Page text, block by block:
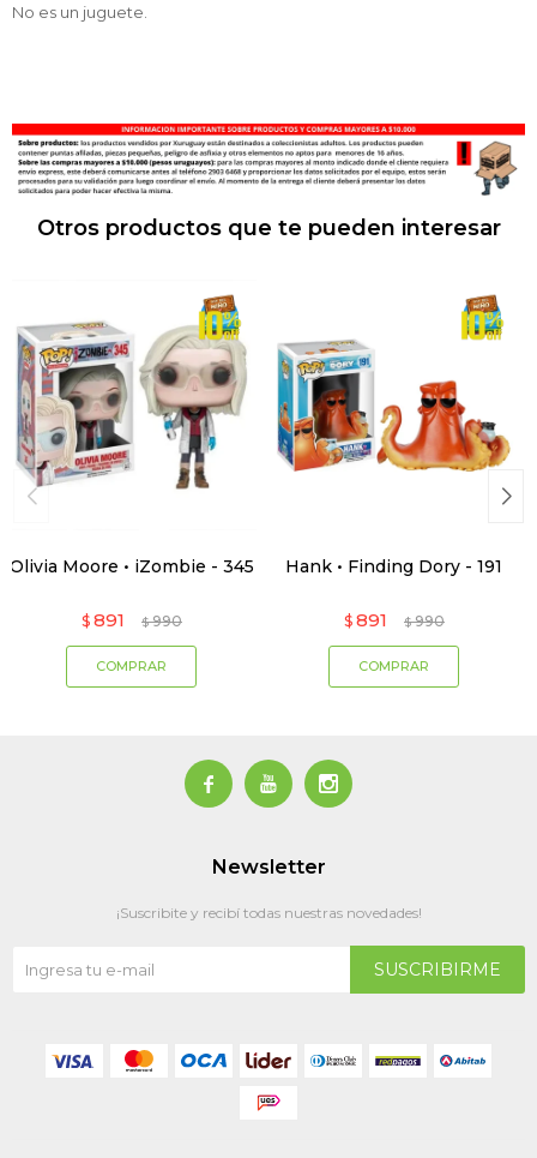
No es un juguete.
Otros productos que te pueden interesar
Olivia Moore • iZombie - 345
$ 891 $ 990
Hank • Finding Dory - 191
$ 891 $ 990
  
Newsletter
¡Suscribite y recibí todas nuestras novedades!
SUSCRIBIRME